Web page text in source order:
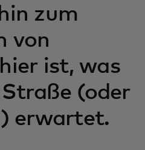
zum
von
ist, was
(oder
erwartet.